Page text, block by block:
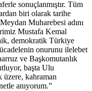
sonuçlanmıştır. Tüm
biri olarak tarihe
Muharebesi adını
Mustafa Kemal
demokratik Türkiye
onurunu ilelebet
ve Başkomutanlık
başta Ulu
kahraman
anıyorum.”